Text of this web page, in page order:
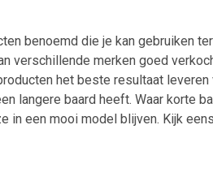
benoemd die je kan gebruiken
verschillende merken goed
het beste resultaat
langere baard heeft. Waar korte
in een mooi model blijven. Kijk